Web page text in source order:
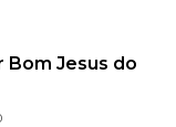
Jesus do